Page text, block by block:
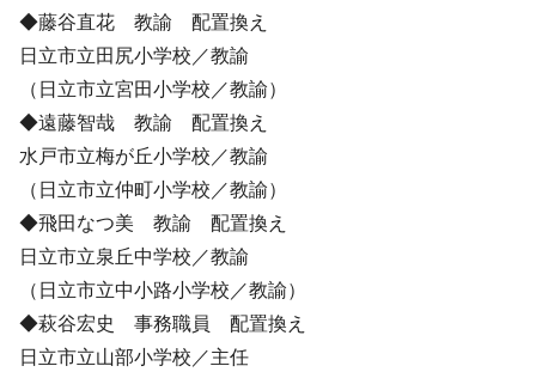
◆藤谷直花 教諭 配置換え
日立市立田尻小学校／教諭
（日立市立宮田小学校／教諭）
◆遠藤智哉 教諭 配置換え
水戸市立梅が丘小学校／教諭
（日立市立仲町小学校／教諭）
◆飛田なつ美 教諭 配置換え
日立市立泉丘中学校／教諭
（日立市立中小路小学校／教諭）
◆萩谷宏史 事務職員 配置換え
日立市立山部小学校／主任